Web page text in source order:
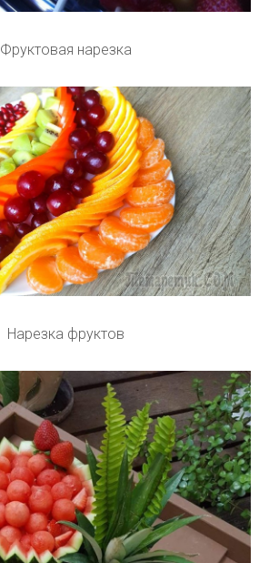
Фруктовая нарезка
Нарезка фруктов